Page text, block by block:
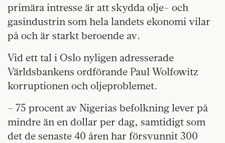
primära intresse är att skydda olje- och
gasindustrin som hela landets ekonomi vilar
på och är starkt beroende av.
Vid ett tal i Oslo nyligen adresserade
Världsbankens ordförande Paul Wolfowitz
korruptionen och oljeproblemet.
– 75 procent av Nigerias befolkning lever på
mindre än en dollar per dag, samtidigt som
det de senaste 40 åren har försvunnit 300